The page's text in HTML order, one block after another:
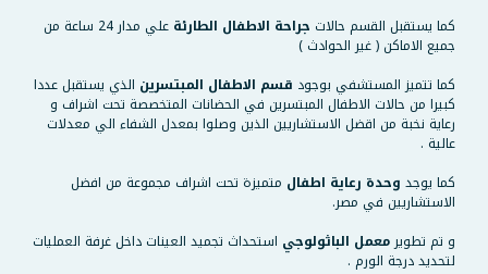
كما يستقبل القسم حالات جراحة الاطفال الطارئة
علي مدار 24 ساعة من
جميع الاماكن ( غير الحوادث )
كما تتميز المستشفي بوجود قسم الاطفال المبتسرين الذي يستقبل عددا
كبيرا من حالات الاطفال المبتسرين في الحضانات المتخصصة تحت اشراف و
رعاية نخبة من اقضل الاستشاريين الذين وصلوا بمعدل الشفاء الي معدلات
عالية .
كما يوجد وحدة رعاية اطفال متميزة تحت اشراف مجموعة من افضل
الاستشاريين في مصر.
و تم تطوير معمل الباثولوجي استحداث تجميد العينات داخل غرفة العمليات
لتحديد درجة الورم .